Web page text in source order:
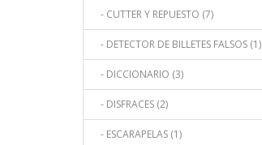
- CUTTER Y REPUESTO (7)
- DETECTOR DE BILLETES FALSOS (1)
- DICCIONARIO (3)
- DISFRACES (2)
- ESCARAPELAS (1)